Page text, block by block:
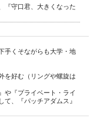
『守口君、大きくなった
手くそながらも大学・地
を好む（リングや螺旋は
や『プライベート・ライ
て、『パッチアダムス』